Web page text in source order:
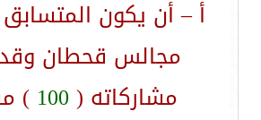
أ – أن يكون
مجالس قحطان
مشاركاته (100
)